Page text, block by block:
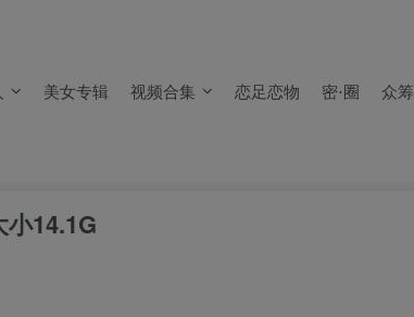
美女专辑 视频合集 恋足恋物 密⋅圈 众
14.1G